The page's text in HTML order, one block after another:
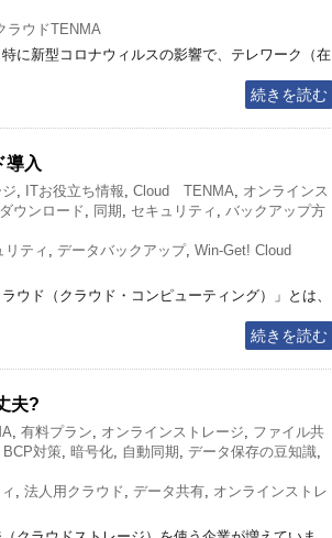
ラウドTENMA
に新型コロナウィルスの影響で、テレワーク（在
続きを読む
導入
, ITお役立ち情報, Cloud TENMA, オンラインス
ウンロード, 同期, セキュリティ , バックアップ方
リティ , データバックアップ, Win-Get! Cloud
ウド（クラウド・コンピューティング）」とは、
続きを読む
夫?
, 有料プラン, オンラインストレージ, ファイル共
BCP対策, 暗号化, 自動同期, データ保存の豆知識,
, 法人用クラウド, データ共有, オンラインストレ